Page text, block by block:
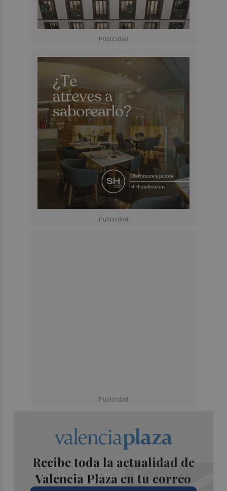
Recibe toda la actualidad de
Valencia Plaza en tu correo